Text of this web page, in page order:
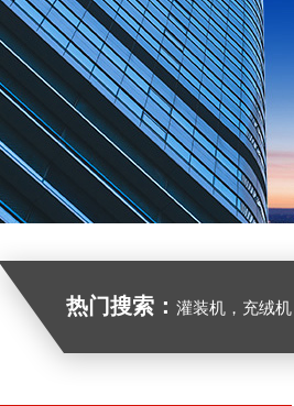
热门搜索： 灌装机，充绒